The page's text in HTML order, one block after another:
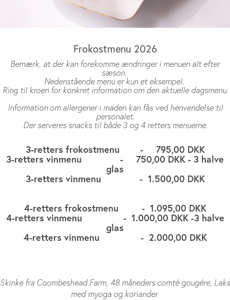
Frokostmenu 2026
Bemærk, at der kan forekomme ændringer i menuen alt efter
sæson.
Nedenstående menu er kun et eksempel.
Ring til kroen for konkret information om den aktuelle dagsmenu.
Information om allergener i maden kan fås ved henvendelse til
personalet.
Der serveres snacks til både 3 og 4 retters menuerne.
3-retters frokostmenu - 795,00 DKK
3-retters vinmenu - 750,00 DKK - 3 halve
glas
3-retters vinmenu - 1.500,00 DKK
4-retters frokostmenu - 1.095,00 DKK
4-retters vinmenu - 1.000,00 DKK -3 halve
glas
4-retters vinmenu - 2.000,00 DKK
Skinke fra Coombeshead Farm, 48 måneders comté gougére, Laks
med myoga og koriander